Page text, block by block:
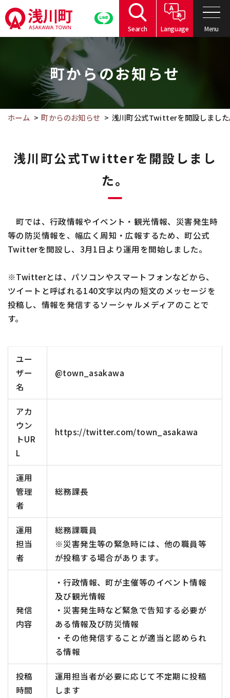
の
ペ
へ
Search Language Menu
文
町からのお知らせ
ホーム 町からのお知らせ 浅川町公式Twitterを開設しまし
浅川町公式Twitterを開設しまし
た。
町では、行政情報やイベント・観光情報、災害発生時
等の防災情報を、幅広く周知・広報するため、町公式
Twitterを開設し、3月1日より運用を開始しました。
※Twitterとは、パソコンやスマートフォンなどから、
ツイートと呼ばれる140文字以内の短文のメッセージを
投稿し、情報を発信するソーシャルメディアのことで
す。
ユー
ザー
名
@town_asakawa
アカ
ウン
トUR
L
https://twitter.com/town_asakawa
運用
管理
者
総務課長
運用
担当
者
総務課職員
※災害発生等の緊急時には、他の職員等
が投稿する場合があります。
発信
内容
・行政情報、町が主催等のイベント情報
及び観光情報
・災害発生時など緊急で告知する必要が
ある情報及び防災情報
・その他発信することが適当と認められ
る情報
投稿
時間
運用担当者が必要に応じて不定期に投稿
します